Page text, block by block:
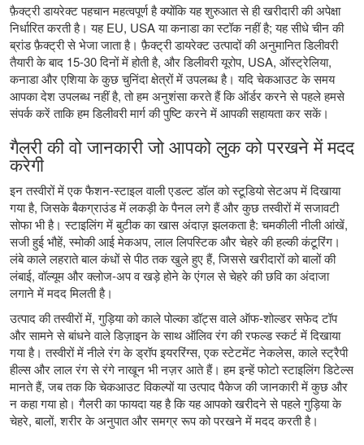
फ़ैक्ट्री डायरेक्ट पहचान महत्वपूर्ण है क्योंकि यह शुरुआत से ही खरीदारी की अपेक्षा
निर्धारित करती है। यह EU, USA या कनाडा का स्टॉक नहीं है; यह सीधे चीन की
ब्रांड फ़ैक्ट्री से भेजा जाता है। फ़ैक्ट्री डायरेक्ट उत्पादों की अनुमानित डिलीवरी
तैयारी के बाद 15-30 दिनों में होती है, और डिलीवरी यूरोप, USA, ऑस्ट्रेलिया,
कनाडा और एशिया के कुछ चुनिंदा क्षेत्रों में उपलब्ध है। यदि चेकआउट के समय
आपका देश उपलब्ध नहीं है, तो हम अनुशंसा करते हैं कि ऑर्डर करने से पहले हमसे
संपर्क करें ताकि हम डिलीवरी मार्ग की पुष्टि करने में आपकी सहायता कर सकें।
गैलरी की वो जानकारी जो आपको लुक को परखने में मदद
करेगी
इन तस्वीरों में एक फैशन-स्टाइल वाली एडल्ट डॉल को स्टूडियो सेटअप में दिखाया
गया है, जिसके बैकग्राउंड में लकड़ी के पैनल लगे हैं और कुछ तस्वीरों में सजावटी
सोफा भी है। स्टाइलिंग में बुटीक का खास अंदाज़ झलकता है: चमकीली नीली आंखें,
सजी हुई भौहें, स्मोकी आई मेकअप, लाल लिपस्टिक और चेहरे की हल्की कंटूरिंग।
लंबे काले लहराते बाल कंधों से पीठ तक खुले हुए हैं, जिससे खरीदारों को बालों की
लंबाई, वॉल्यूम और क्लोज-अप व खड़े होने के एंगल से चेहरे की छवि का अंदाजा
लगाने में मदद मिलती है।
उत्पाद की तस्वीरों में, गुड़िया को काले पोल्का डॉट्स वाले ऑफ-शोल्डर सफेद टॉप
और सामने से बांधने वाले डिज़ाइन के साथ ऑलिव रंग की रफल्ड स्कर्ट में दिखाया
गया है। तस्वीरों में नीले रंग के ड्रॉप इयररिंग्स, एक स्टेटमेंट नेकलेस, काले स्ट्रैपी
हील्स और लाल रंग से रंगे नाखून भी नज़र आते हैं। हम इन्हें फोटो स्टाइलिंग डिटेल्स
मानते हैं, जब तक कि चेकआउट विकल्पों या उत्पाद पैकेज की जानकारी में कुछ और
न कहा गया हो। गैलरी का फायदा यह है कि यह आपको खरीदने से पहले गुड़िया के
चेहरे, बालों, शरीर के अनुपात और समग्र रूप को परखने में मदद करती है।